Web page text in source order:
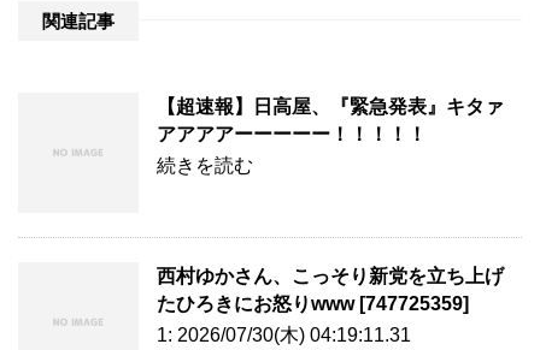
関連記事
【超速報】日高屋、『緊急発表』キタァ
アアアアーーーーー！！！！！
続きを読む
西村ゆかさん、こっそり新党を立ち上げ
たひろきにお怒りwww [747725359]
1: 2026/07/30(木) 04:19:11.31